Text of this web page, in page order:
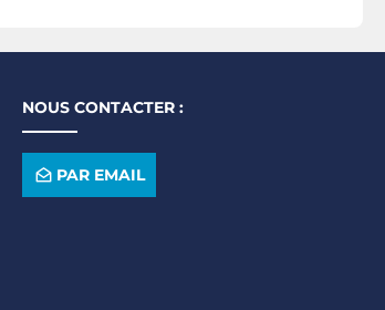
NOUS CONTACTER :
PAR EMAIL